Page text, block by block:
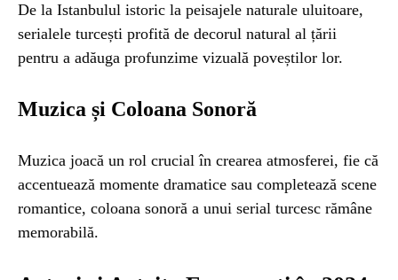
De la Istanbulul istoric la peisajele naturale uluitoare,
serialele turcești profită de decorul natural al țării
pentru a adăuga profunzime vizuală poveștilor lor.
Muzica și Coloana Sonoră
Muzica joacă un rol crucial în crearea atmosferei, fie că
accentuează momente dramatice sau completează scene
romantice, coloana sonoră a unui serial turcesc rămâne
memorabilă.